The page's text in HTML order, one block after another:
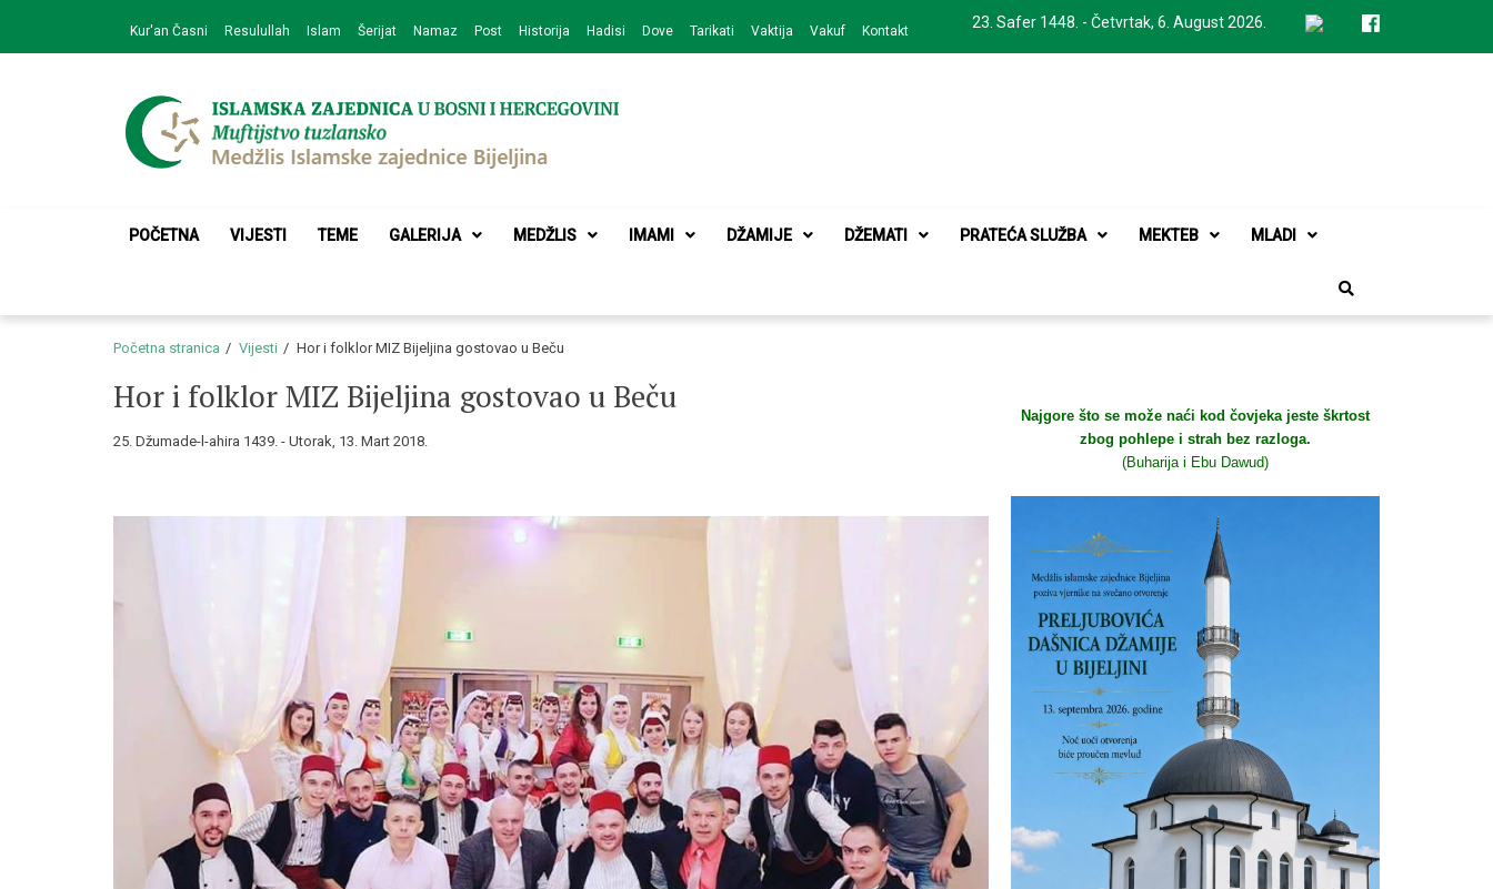
navigation
content
23. Safer 1448. - Četvrtak, 6. August 2026.
Kur'an Časni Resulullah Islam Šerijat Namaz Post Historija Hadisi Dove Tarikati Vaktija Vakuf Kontakt
Medžlis Islamske zajednice Bijeljina
POČETNA VIJESTI TEME GALERIJA MEDŽLIS IMAMI DŽAMIJE DŽEMATI PRATEĆA SLUŽBA MEKTEB MLADI
Početna stranica Vijesti Hor i folklor MIZ Bijeljina gostovao u Beču
Hor i folklor MIZ Bijeljina gostovao u Beču
25. Džumade-l-ahira 1439. - Utorak, 13. Mart 2018.
Najgore što se može naći kod čovjeka jeste škrtost
zbog pohlepe i strah bez razloga.
(Buharija i Ebu Dawud)